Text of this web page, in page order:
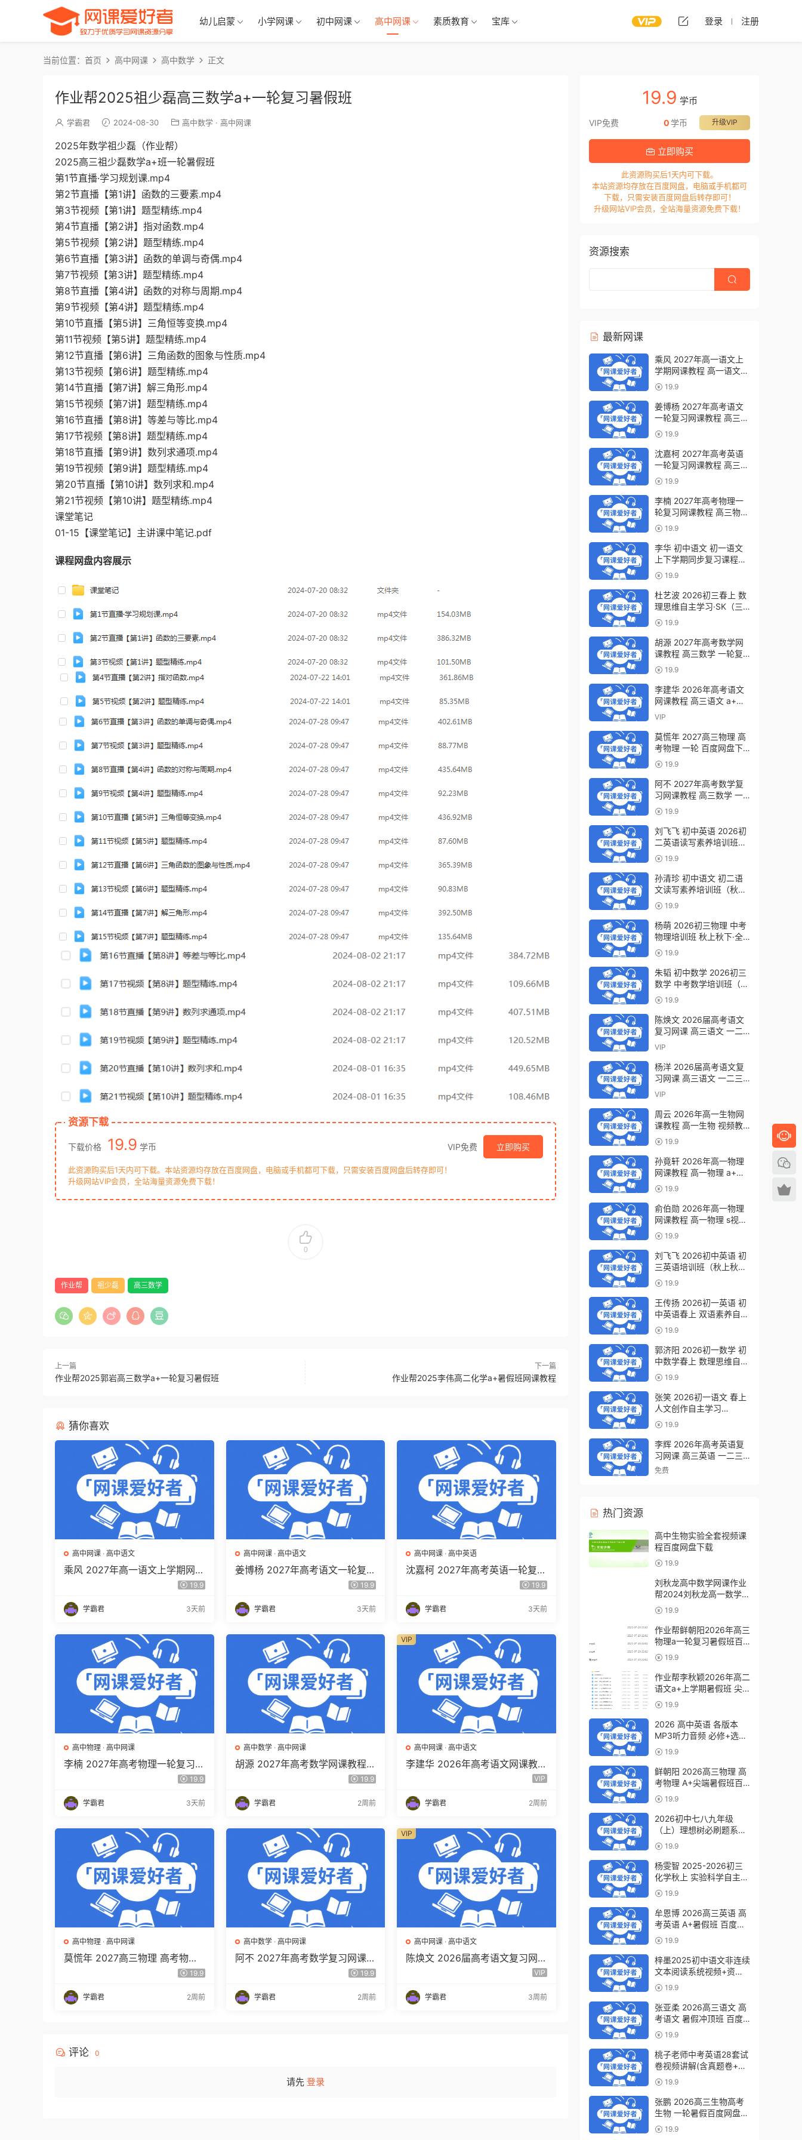
幼儿启蒙 小学网课 初中网课 高中网课 素质教育 宝库 登录 注册
当前位置： 首页 高中网课 高中数学 正文
作业帮2025祖少磊高三数学a+一轮复习暑假班
学霸君 2024-08-30 高中数学 · 高中网课
2025年数学祖少磊（作业帮）
2025高三祖少磊数学a+班一轮暑假班
第1节直播·学习规划课.mp4
第2节直播【第1讲】函数的三要素.mp4
第3节视频【第1讲】题型精练.mp4
第4节直播【第2讲】指对函数.mp4
第5节视频【第2讲】题型精练.mp4
第6节直播【第3讲】函数的单调与奇偶.mp4
第7节视频【第3讲】题型精练.mp4
第8节直播【第4讲】函数的对称与周期.mp4
第9节视频【第4讲】题型精练.mp4
第10节直播【第5讲】三角恒等变换.mp4
第11节视频【第5讲】题型精练.mp4
第12节直播【第6讲】三角函数的图象与性质.mp4
第13节视频【第6讲】题型精练.mp4
第14节直播【第7讲】解三角形.mp4
第15节视频【第7讲】题型精练.mp4
第16节直播【第8讲】等差与等比.mp4
第17节视频【第8讲】题型精练.mp4
第18节直播【第9讲】数列求通项.mp4
第19节视频【第9讲】题型精练.mp4
第20节直播【第10讲】数列求和.mp4
第21节视频【第10讲】题型精练.mp4
课堂笔记
01-15【课堂笔记】主讲课中笔记.pdf
课程网盘内容展示
资源下载
下载价格 19.9 学币 VIP免费 立即购买
此资源购买后1天内可下载。本站资源均存放在百度网盘，电脑或手机都可下载，只需安装百度网盘后转存即可！
升级网站VIP会员，全站海量资源免费下载！
0
作业帮 祖少磊 高三数学
上一篇
作业帮2025郭岩高三数学a+一轮复习暑假班
下一篇
作业帮2025李伟高二化学a+暑假班网课教程
猜你喜欢
高中网课 · 高中语文
乘风 2027年高一语文上学期网课
教程 高一语文 暑假班视频教程19.9
学霸君 3天前
高中网课· 高中语文
姜博杨 2027年高考语文一轮复习
网课教程 高三语文 上学期暑假班
19.9
学霸君 3天前
高中网课 ·高中英语
沈嘉柯 2027年高考英语一轮复习
网课教程 高三英语 上学期暑假班
19.9
学霸君 3天前
高中物理 · 高中网课
李楠 2027年高考物理一轮复习网
课教程 高三物理 上学期暑假班视
19.9
学霸君 3天前
高中数学· 高中网课
胡源 2027年高考数学网课教程
高三数学 一轮复习暑假班视频教
19.9
学霸君 2周前
高中网课 ·高中语文
李建华 2026年高考语文网课教
程 高三语文 a+二三轮复习视频VIP
学霸君 2周前
VIP
高中物理 · 高中网课
莫慌年 2027高三物理 高考物理
19.9
学霸君 2周前
高中数学· 高中网课
阿不 2027年高考数学复习网课教
程 高三数学 一轮复习视频教程19.9
学霸君 2周前
高中网课 ·高中语文
陈焕文 2026届高考语文复习网
课 高三语文 一二三轮视频课程全
VIP
学霸君 3周前
VIP
评论 0
请先 登录
19.9 学币
VIP免费 升级VIP
0 学币
立即购买
此资源购买后1天内可下载。
本站资源均存放在百度网盘，电脑或手机都可
下载，只需安装百度网盘后转存即可！
升级网站VIP会员，全站海量资源免费下载！
资源搜索
最新网课
乘风 2027年高一语文上
学期网课教程 高一语文
暑假班视频教程 百度网盘
下载
19.9
姜博杨 2027年高考语文
一轮复习网课教程 高三语
文 上学期暑假班视频教程
百度网盘下载
19.9
沈嘉柯 2027年高考英语
一轮复习网课教程 高三英
语 上学期暑假班视频教程
百度网盘下载
19.9
李楠 2027年高考物理一
轮复习网课教程 高三物理
上学期暑假班视频教程 百
度网盘下载
19.9
李华 初中语文 初一语文
上下学期同步复习课程
（34讲带讲义、练习）百
度网盘下载
19.9
杜艺波 2026初三春上 数
理思维自主学习·SK（三
期）百度网盘下载
19.9
胡源 2027年高考数学网
课教程 高三数学 一轮复
习暑假班视频教程 百度网
盘下载
19.9
李建华 2026年高考语文
网课教程 高三语文 a+二
三轮复习视频教程 百度网
VIP
莫慌年 2027高三物理 高
考物理 一轮 百度网盘下
载 19.9
阿不 2027年高考数学复
习网课教程 高三数学 一
轮复习视频教程 百度网盘
下载
19.9
刘飞飞 初中英语 2026初
二英语读写素养培训班
（秋上秋下·全国版·S）百
度网盘下载
19.9
孙清珍 初中语文 初二语
文读写素养培训班（秋上
秋下·全国版·A+）百度网
盘下载
19.9
杨萌 2026初三物理 中考
物理培训班 秋上秋下·全
国版·S 百度网盘下载
19.9
朱韬 初中数学 2026初三
数学 中考数学培训班（秋
上秋下·全国版·S）百度网
盘下载
19.9
陈焕文 2026届高考语文
复习网课 高三语文 一二
三轮视频课程全年班 百度
VIP
杨洋 2026届高考语文复
习网课 高三语文 一二三
轮视频教程全年班 百度网
VIP
周云 2026年高一生物网
课教程 高一生物 视频教
程下学期寒春班 百度网盘
下载
19.9
孙竟轩 2026年高一物理
网课教程 高一物理 a+视
频教程下学期寒春班 百度
网盘下载
19.9
俞伯勋 2026年高一物理
网课教程 高一物理 s视频
教程下学期寒春班 百度网
盘下载
19.9
刘飞飞 2026初中英语 初
三英语培训班（秋上秋下·
全国版·A+）百度网盘下
载
19.9
王传扬 2026初一英语 初
中英语春上 双语素养自主
学习·TY·A+（三期）百度
网盘下载
19.9
郭济阳 2026初一数学 初
中数学春上 数理思维自主
学习·BS（一期）百度网
盘下载
19.9
张笑 2026初一语文 春上
人文创作自主学习
·TY·S（一期）百度网盘下
载
19.9
李辉 2026年高考英语复
习网课 高三英语 一二三
轮视频课程全年班 百度网
免费
热门资源
高中生物实验全套视频课
程百度网盘下载
19.9
刘秋龙高中数学网课作业
帮2024刘秋龙高一数学
a+教程（暑假班+秋季
班）
19.9
作业帮鲜朝阳2026年高三
物理a一轮复习暑假班百
度网盘下载
19.9
作业帮李秋颖2026年高二
语文a+上学期暑假班 尖
端班百度网盘下载
19.9
2026 高中英语 各版本
MP3听力音频 必修+选修
6.07GB百度网盘下载
19.9
鲜朝阳 2026高三物理 高
考物理 A+尖端暑假班百
度网盘下载
19.9
2026初中七八九年级
（上）理想树必刷题系列
百度网盘下载
19.9
杨雯智 2025-2026初三
化学秋上 实验科学自主学
习·TY·S（3期）百度网盘
下载
19.9
牟恩博 2026高三英语 高
考英语 A+暑假班 百度网
盘下载
19.9
梓墨2025初中语文非连续
文本阅读系统视频+资料
(第六季)百度网盘下载
19.9
张亚柔 2026高三语文 高
考语文 暑假冲顶班 百度
网盘下载
19.9
桃子老师中考英语28套试
卷视频讲解(含真题卷+模
拟卷)百度网盘下载
19.9
张鹏 2026高三生物高考
生物 一轮暑假百度网盘下
载 19.9